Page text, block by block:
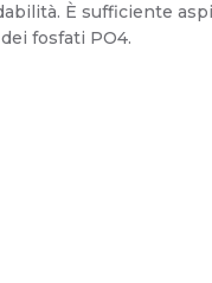
È sufficiente
fosfati PO4.